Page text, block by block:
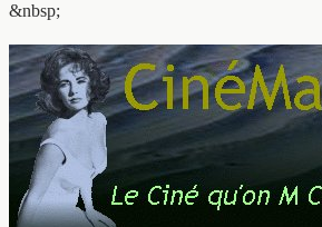
&nbsp;